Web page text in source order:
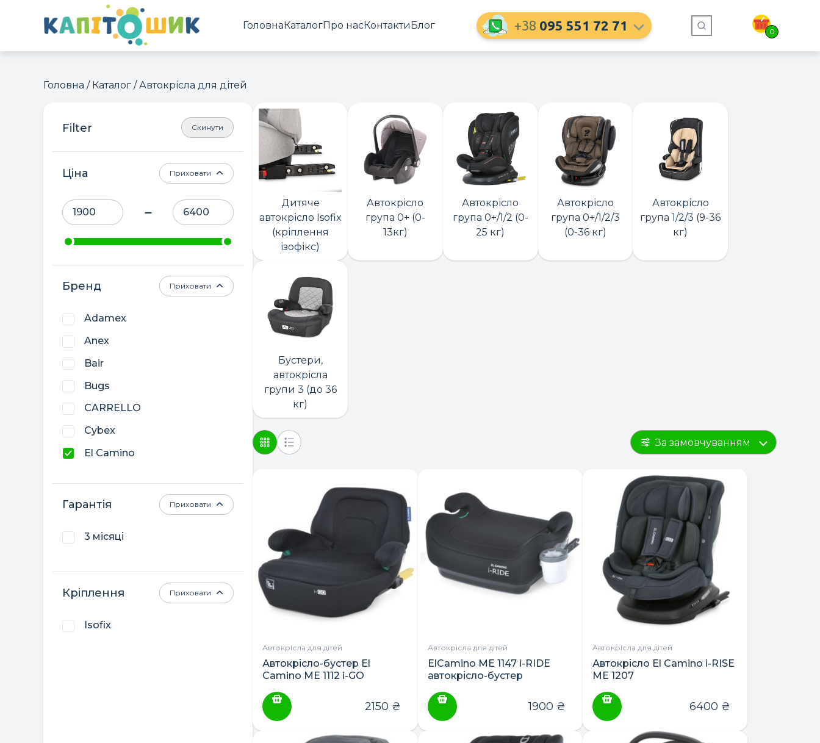
ГоловнаКаталогПро насКонтактиБлог +38 095 551 72 71 0
Головна / Каталог / Автокрісла для дітей
Скинути
Ціна Приховати
Бренд
Adamex
Anex
Bair
Bugs
CARRELLO
Cybex
El Camino
Nania
Weldon
Приховати
Гарантія
3 місяці
Приховати
Кріплення
Isofix
Приховати
Дитяче
автокрісло Isofix
(кріплення
ізофікс)
Автокрісло
група 0+ (0-
13кг)
Автокрісло
група 0+/1/2 (0-
25 кг)
Автокрісло
група 0+/1/2/3
(0-36 кг)
Автокрісло
група 1/2/3 (9-36
кг)
Бустери,
автокрісла
групи 3 (до 36
кг)
За замовчуванням
Автокрісла для дітей
Автокрісло-бустер El
Camino ME 1112 i-GO
2150 ₴
Автокрісла для дітей
ElCamino ME 1147 i-RIDE
автокрісло-бустер
1900 ₴
Автокрісла для дітей
Автокрісло El Camino i-RISE
ME 1207
6400 ₴